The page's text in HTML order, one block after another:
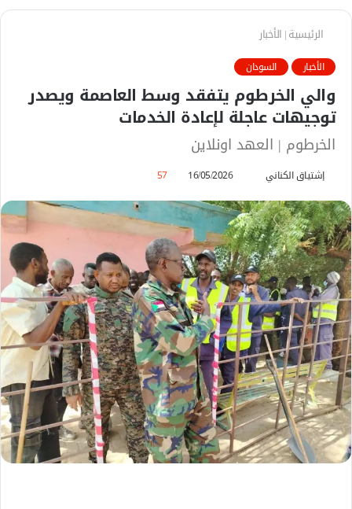
الرئيسية| الأخبار
الأخبار السودان
والي الخرطوم يتفقد وسط العاصمة ويصدر
توجيهات عاجلة لإعادة الخدمات
الخرطوم | العهد اونلاين
إشتياق الكناني
س
ل
ب
ر
ي
د
ا
إ
ل
ك
ت
ر
و
ن
16/05/2026
57